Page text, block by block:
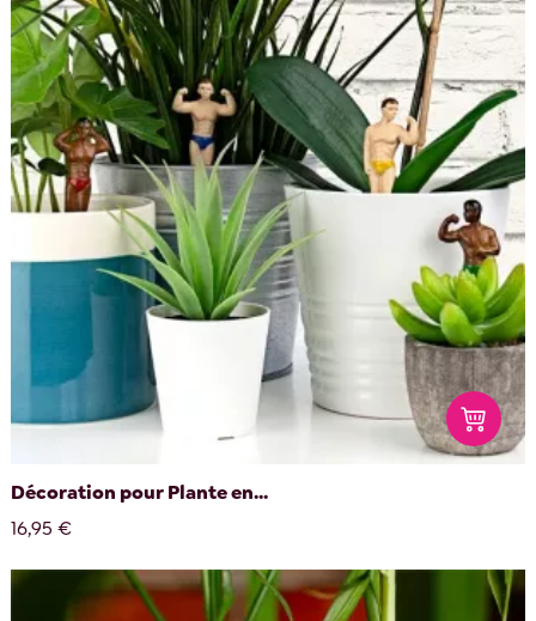
Décoration pour Plante en...
16,95 €